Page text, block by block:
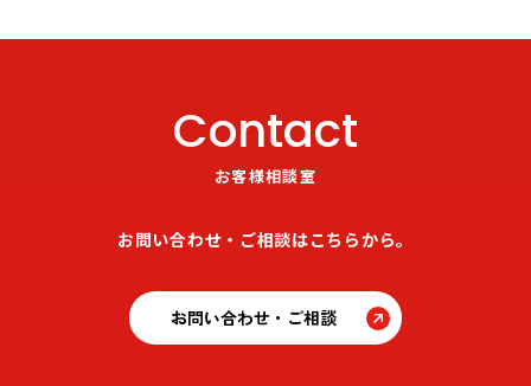
Contact
お客様相談室
お問い合わせ・ご相談はこちらから。
お問い合わせ・ご相談